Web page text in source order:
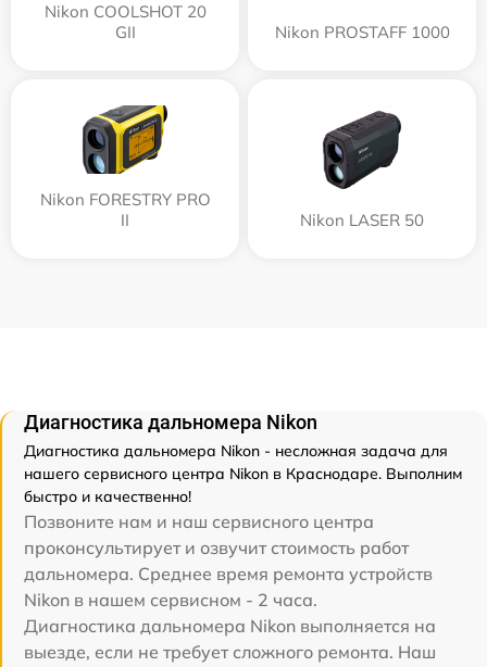
Nikon COOLSHOT 20
GII
Nikon PROSTAFF 1000
Nikon FORESTRY PRO
II
Nikon LASER 50
Диагностика дальномера Nikon
Диагностика дальномера Nikon - несложная задача для
нашего сервисного центра Nikon в Краснодаре. Выполним
быстро и качественно!
Позвоните нам и наш сервисного центра
проконсультирует и озвучит стоимость работ
дальномера. Среднее время ремонта устройств
Nikon в нашем сервисном - 2 часа.
Диагностика дальномера Nikon выполняется на
выезде, если не требует сложного ремонта. Наш